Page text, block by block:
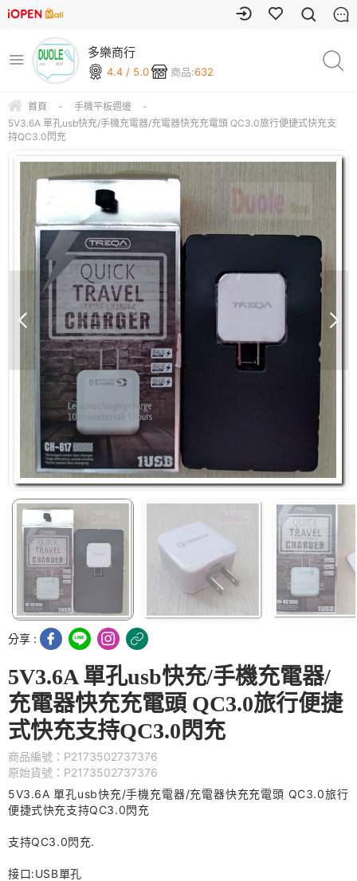
多樂商行
4.4 / 5.0 商品:632
首頁 - 手機平板週邊
-
5V3.6A 單孔usb快充/手機充電器/充電器快充充電頭 QC3.0旅行便捷式快充支
持QC3.0閃充
分享 :
5V3.6A 單孔usb快充/手機充電器/
充電器快充充電頭 QC3.0旅行便捷
式快充支持QC3.0閃充
商品編號：P2173502737376
原始貨號：P2173502737376
5V3.6A 單孔usb快充/手機充電器/充電器快充充電頭 QC3.0旅行
便捷式快充支持QC3.0閃充
支持QC3.0閃充.
接口:USB單孔